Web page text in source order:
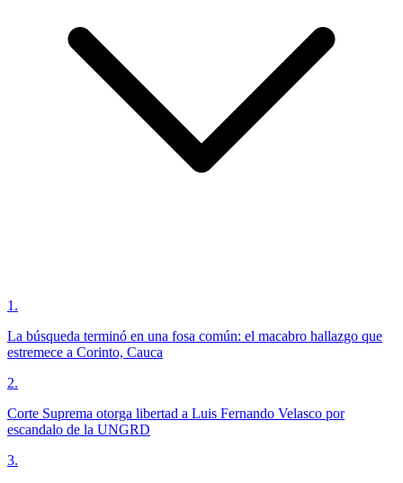
1 .
La búsqueda terminó en una fosa común: el macabro hallazgo que
estremece a Corinto, Cauca
2.
Corte Suprema otorga libertad a Luis Fernando Velasco por
escandalo de la UNGRD
3.